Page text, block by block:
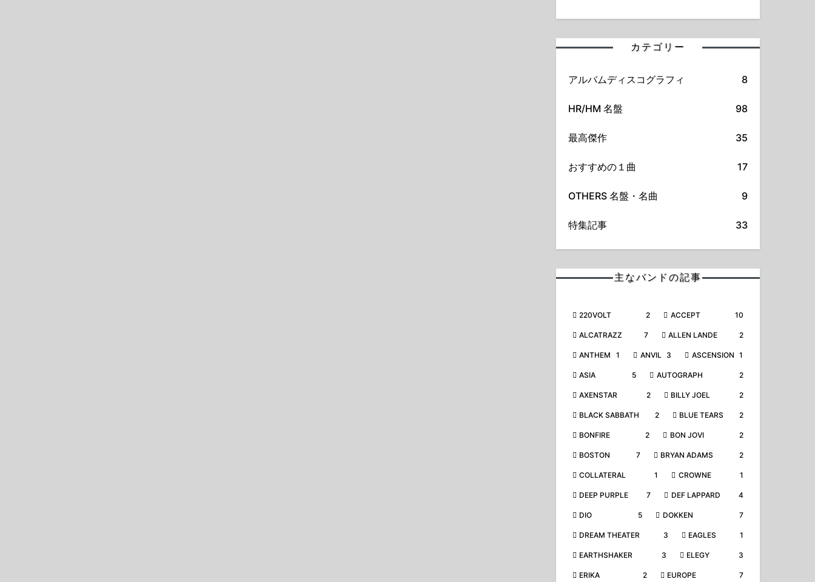
カテゴリー
アルバムディスコグラフィ 8
HR/HM 名盤 98
最高傑作 35
おすすめの１曲 17
OTHERS 名盤・名曲 9
特集記事 33
主なバンドの記事
220VOLT 2 ACCEPT 10
ALCATRAZZ 7 ALLEN LANDE 2
ANTHEM 1 ANVIL 3 ASCENSION 1
ASIA 5 AUTOGRAPH 2
AXENSTAR 2 BILLY JOEL 2
BLACK SABBATH 2 BLUE TEARS 2
BONFIRE 2 BON JOVI 2
BOSTON 7 BRYAN ADAMS 2
COLLATERAL 1 CROWNE 1
DEEP PURPLE 7 DEF LAPPARD 4
DIO 5 DOKKEN 7
DREAM THEATER 3 EAGLES 1
EARTHSHAKER 3 ELEGY 3
ERIKA 2 EUROPE 7